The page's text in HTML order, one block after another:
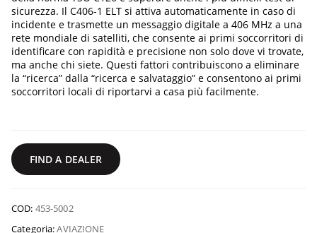
sicurezza. Il C406-1 ELT si attiva automaticamente in caso di
incidente e trasmette un messaggio digitale a 406 MHz a una
rete mondiale di satelliti, che consente ai primi soccorritori di
identificare con rapidità e precisione non solo dove vi trovate,
ma anche chi siete. Questi fattori contribuiscono a eliminare
la “ricerca” dalla “ricerca e salvataggio” e consentono ai primi
soccorritori locali di riportarvi a casa più facilmente.
FIND A DEALER
COD: 453-5002
Categoria:AVIAZIONE